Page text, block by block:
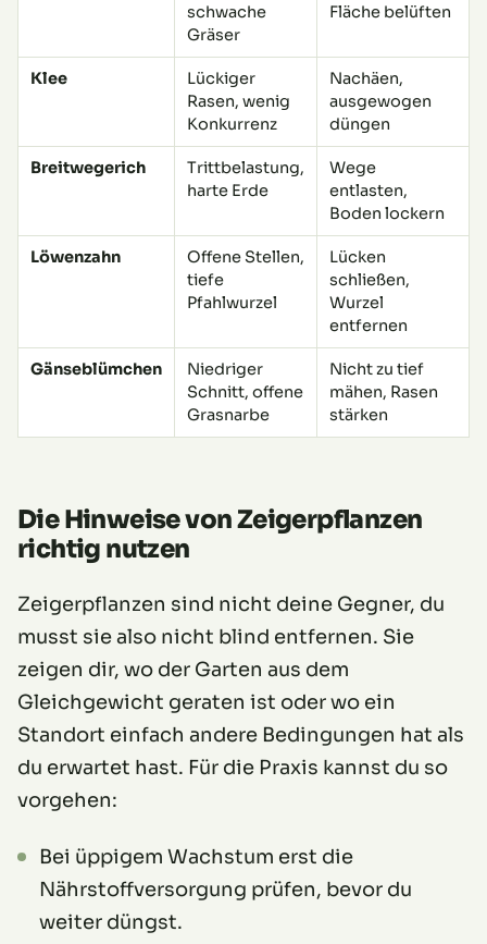
schwache
Gräser
Fläche belüften
Klee
Lückiger
Rasen, wenig
Konkurrenz
Nachäen,
ausgewogen
düngen
Breitwegerich
Trittbelastung,
harte Erde
Wege
entlasten,
Boden lockern
Löwenzahn
Offene Stellen,
tiefe
Pfahlwurzel
Lücken
schließen,
Wurzel
entfernen
Gänseblümchen
Niedriger
Schnitt, offene
Grasnarbe
Nicht zu tief
mähen, Rasen
stärken
Die Hinweise von Zeigerpflanzen
richtig nutzen
Zeigerpflanzen sind nicht deine Gegner, du
musst sie also nicht blind entfernen. Sie
zeigen dir, wo der Garten aus dem
Gleichgewicht geraten ist oder wo ein
Standort einfach andere Bedingungen hat als
du erwartet hast. Für die Praxis kannst du so
vorgehen:
Bei üppigem Wachstum erst die
Nährstoffversorgung prüfen, bevor du
weiter düngst.